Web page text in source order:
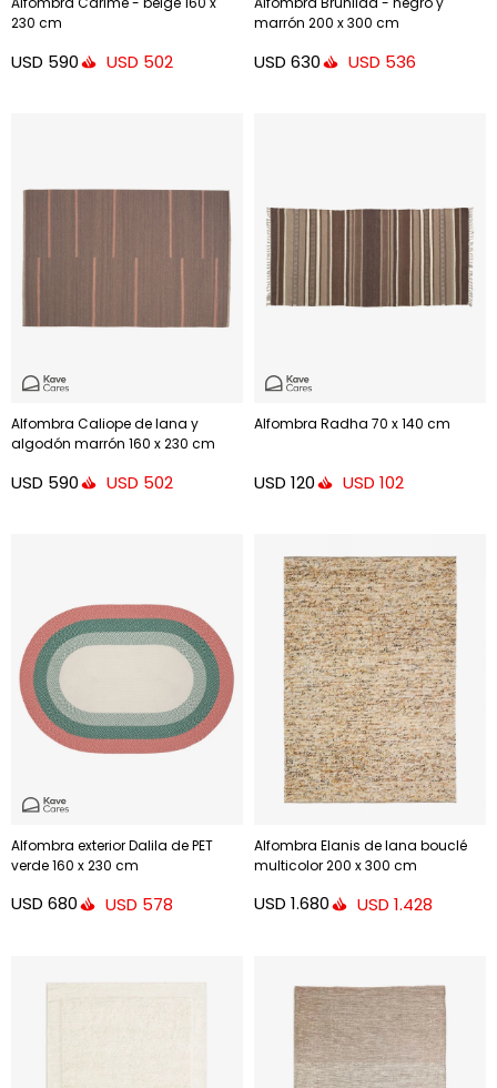
230 cm
USD 590 USD 502
marrón 200 x 300 cm
USD 630 USD 536
Alfombra Caliope de lana y
algodón marrón 160 x 230 cm
USD 590 USD 502
Alfombra Radha 70 x 140 cm
USD 120 USD 102
Alfombra exterior Dalila de PET
verde 160 x 230 cm
USD 680 USD 578
Alfombra Elanis de lana bouclé
multicolor 200 x 300 cm
USD 1.680 USD 1.428